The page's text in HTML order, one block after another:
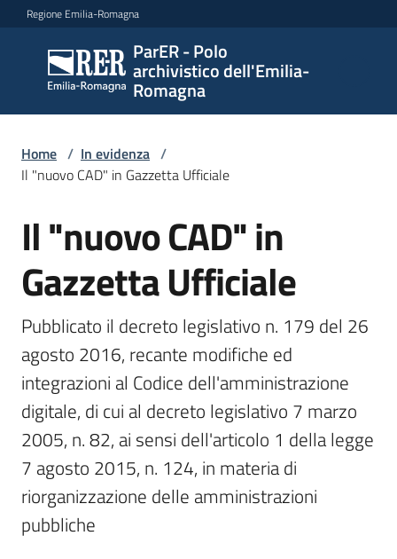
Vai al contenuto
Vai alla navigazione
Vai al footer
Regione Emilia-Romagna
ParER - Polo
archivistico dell'Emilia-
Romagna
ParER -
Polo
archivistico
Romagna
Polo
archivistico
Archivio
Conservazione
Argomenti
Home / In evidenza /
Il "nuovo CAD" in Gazzetta Ufficiale
Salta al contenuto
Il "nuovo CAD" in
Gazzetta Ufficiale
Pubblicato il decreto legislativo n. 179 del 26
agosto 2016, recante modifiche ed
integrazioni al Codice dell'amministrazione
digitale, di cui al decreto legislativo 7 marzo
2005, n. 82, ai sensi dell'articolo 1 della legge
7 agosto 2015, n. 124, in materia di
riorganizzazione delle amministrazioni
pubbliche